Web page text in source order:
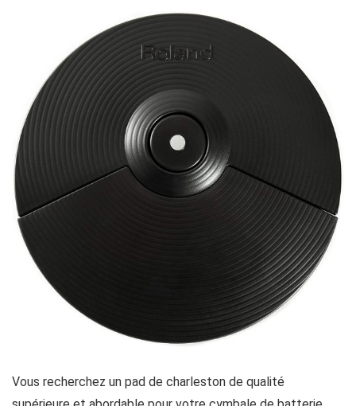
Vous recherchez un pad de charleston de qualité